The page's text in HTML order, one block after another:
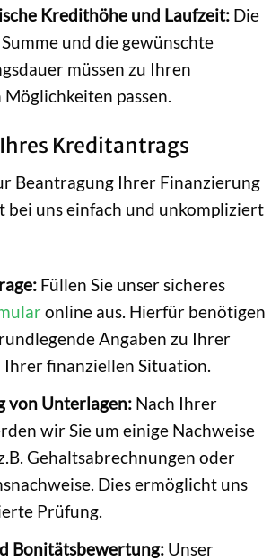
Kredithöhe und Laufzeit:Die
und die gewünschte
müssen zu Ihren
passen.
Kreditantrags
Beantragung Ihrer Finanzierung
bei uns einfach und unkompliziert
Füllen Sie unser sicheres
online aus. Hierfür benötigen
Angaben zu Ihrer
Ihrer finanziellen Situation.
von Unterlagen:Nach Ihrer
wir Sie um einige Nachweise
Gehaltsabrechnungen oder
Dies ermöglicht uns
Prüfung.
Bonitätsbewertung:Unser